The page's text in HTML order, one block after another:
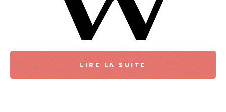
LIRE LA SUITE